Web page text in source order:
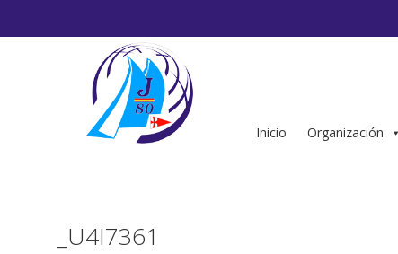
Inicio Organización
_U4I7361